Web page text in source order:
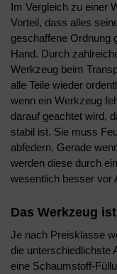
Im Vergleich zu einer
Vorteil, dass alles
geschaffene Ordnung
Hand. Durch
Werkzeug beim
alle Teile wieder
wenn ein Werkzeug
darauf geachtet wird,
stabil ist. Sie muss
abfedern. Gerade
werden diese durch
wesentlich besser vor
Das Werkzeug
Je nach Preisklasse
die unterschiedlichste
eine Schaumstoff-